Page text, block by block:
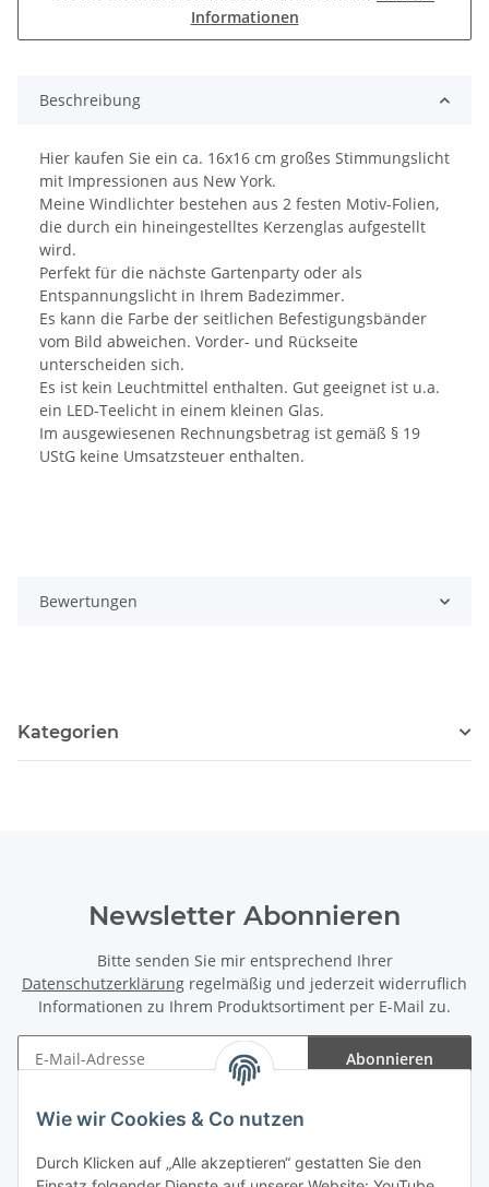
Wie wir Cookies & Co nutzen
Durch Klicken auf „Alle akzeptieren“ gestatten Sie den
Informationen
Beschreibung
Hier kaufen Sie ein ca. 16x16 cm großes Stimmungslicht
mit Impressionen aus New York.
Meine Windlichter bestehen aus 2 festen Motiv-Folien,
die durch ein hineingestelltes Kerzenglas aufgestellt
wird.
Perfekt für die nächste Gartenparty oder als
Entspannungslicht in Ihrem Badezimmer.
Es kann die Farbe der seitlichen Befestigungsbänder
vom Bild abweichen. Vorder- und Rückseite
unterscheiden sich.
Es ist kein Leuchtmittel enthalten. Gut geeignet ist u.a.
ein LED-Teelicht in einem kleinen Glas.
Im ausgewiesenen Rechnungsbetrag ist gemäß § 19
UStG keine Umsatzsteuer enthalten.
Bewertungen
Kategorien
Newsletter Abonnieren
Bitte senden Sie mir entsprechend Ihrer
Datenschutzerklärung regelmäßig und jederzeit widerruflich
Informationen zu Ihrem Produktsortiment per E-Mail zu.
Abonnieren